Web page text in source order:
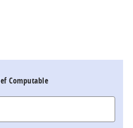
Computable